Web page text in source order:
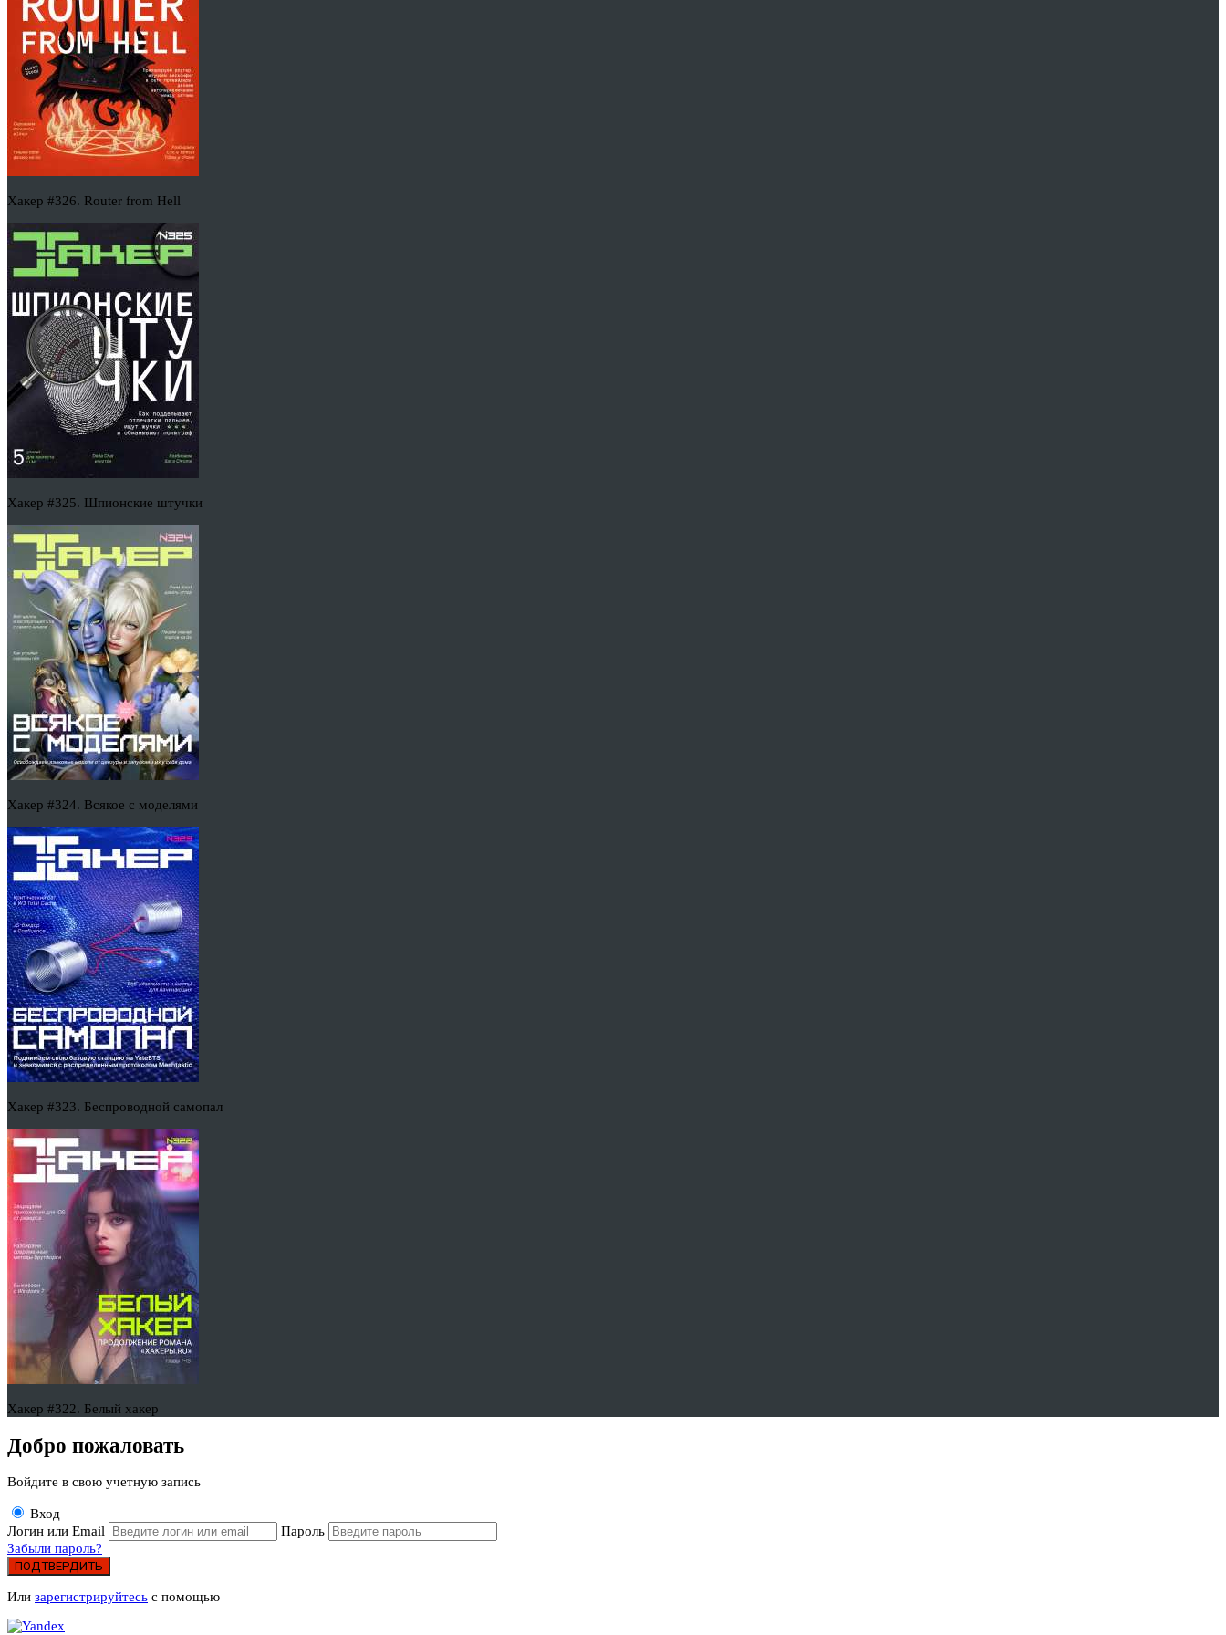
Хакер #326. Router from Hell
Хакер #325. Шпионские штучки
Хакер #324. Всякое с моделями
Хакер #323. Беспроводной самопал
Хакер #322. Белый хакер
Добро пожаловать
Войдите в свою учетную запись
Вход
Логин или Email
Пароль
Забыли пароль?
ПОДТВЕРДИТЬ
Или зарегистрируйтесь с помощью